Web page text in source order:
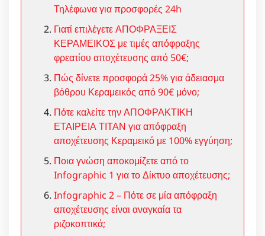
Τηλέφωνα για προσφορές 24h
Γιατί επιλέγετε ΑΠΟΦΡΑΞΕΙΣ
ΚΕΡΑΜΕΙΚΟΣ με τιμές απόφραξης
φρεατίου αποχέτευσης από 50€;
Πώς δίνετε προσφορά 25% για άδειασμα
βόθρου Κεραμεικός από 90€ μόνο;
Πότε καλείτε την ΑΠΟΦΡΑΚΤΙΚΗ
ΕΤΑΙΡΕΙΑ ΤΙΤΑΝ για απόφραξη
αποχέτευσης Κεραμεικό με 100% εγγύηση;
Ποια γνώση αποκομίζετε από το
Infographic 1 για το Δίκτυο αποχέτευσης;
Infographic 2 – Πότε σε μία απόφραξη
αποχέτευσης είναι αναγκαία τα
ριζοκοπτικά;